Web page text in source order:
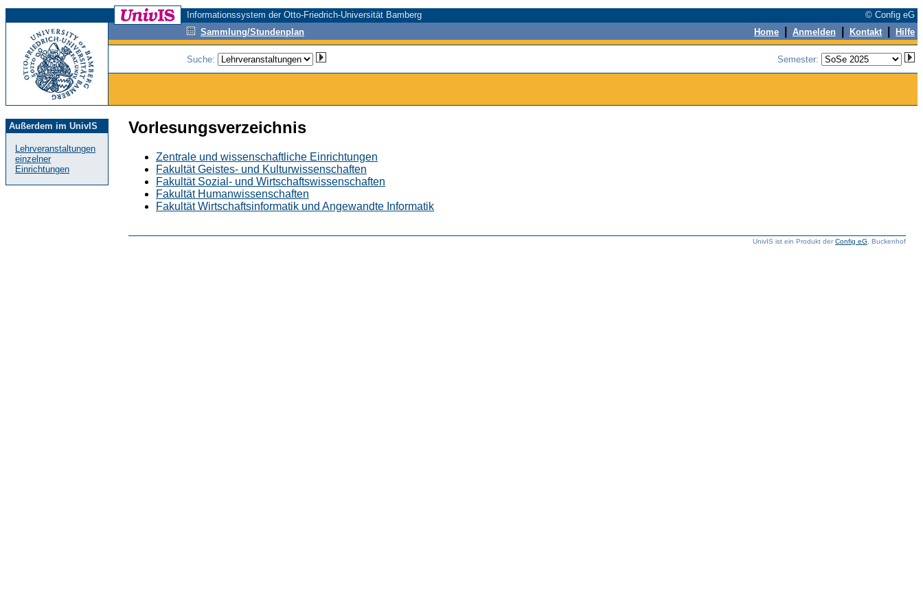
Informationssystem der Otto-Friedrich-Universität Bamberg
© Config eG
Sammlung/Stundenplan
Home Anmelden Kontakt Hilfe
Suche: Semester:
Außerdem im UnivIS
Lehrveranstaltungen
einzelner
Einrichtungen
Vorlesungsverzeichnis
Zentrale und wissenschaftliche Einrichtungen
Fakultät Geistes- und Kulturwissenschaften
Fakultät Sozial- und Wirtschaftswissenschaften
Fakultät Humanwissenschaften
Fakultät Wirtschaftsinformatik und Angewandte Informatik
UnivIS ist ein Produkt derConfig eG , Buckenhof